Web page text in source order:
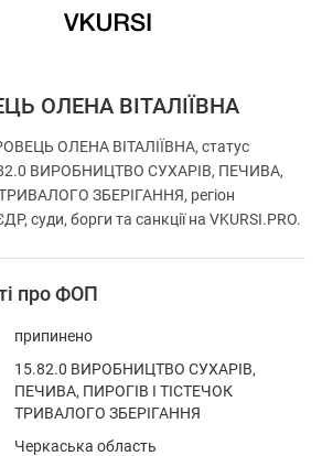
ОЛЕНА ВІТАЛІЇВНА
ОЛЕНА ВІТАЛІЇВНА, статус
ВИРОБНИЦТВО СУХАРІВ, ПЕЧИВА,
ЗБЕРІГАННЯ, регіон
суди, борги та санкції на VKURSI.PRO.
про ФОП
припинено
15.82.0 ВИРОБНИЦТВО СУХАРІВ,
ПЕЧИВА, ПИРОГІВ І ТІСТЕЧОК
ТРИВАЛОГО ЗБЕРІГАННЯ
Черкаська область